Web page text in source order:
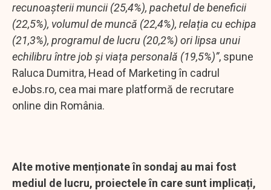
recunoașterii muncii (25,4%), pachetul de beneficii
(22,5%), volumul de muncă (22,4%), relația cu echipa
(21,3%), programul de lucru (20,2%) ori lipsa unui
echilibru între job și viața personală (19,5%)”, spune
Raluca Dumitra, Head of Marketing în cadrul
eJobs.ro, cea mai mare platformă de recrutare
online din România.
Alte motive menționate în sondaj au mai fost
mediul de lucru, proiectele în care sunt implicați,